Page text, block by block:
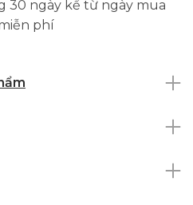
30 ngày kể từ ngày mua
phí